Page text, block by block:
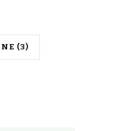
(3)